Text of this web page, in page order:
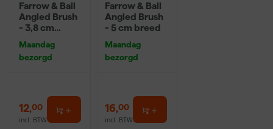
Farrow & Ball
Angled Brush
- 3,8 cm
Maandag
bezorgd
12,00
incl. BTW
Farrow & Ball
Angled Brush
- 5 cm breed
Maandag
bezorgd
16,00
incl. BTW